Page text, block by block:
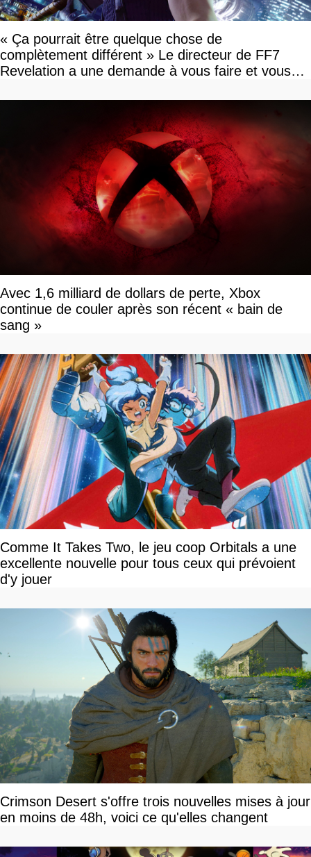
« Ça pourrait être quelque chose de
complètement différent » Le directeur de FF7
Revelation a une demande à vous faire et vous
Avec 1,6 milliard de dollars de perte, Xbox
continue de couler après son récent « bain de
sang »
Comme It Takes Two, le jeu coop Orbitals a une
excellente nouvelle pour tous ceux qui prévoient
d'y jouer
Crimson Desert s'offre trois nouvelles mises à jour
en moins de 48h, voici ce qu'elles changent